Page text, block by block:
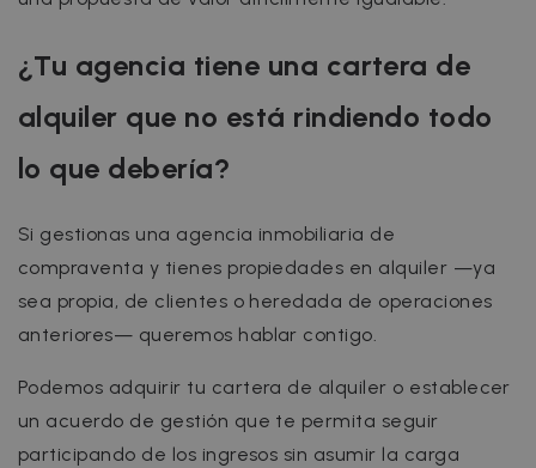
¿Tu agencia tiene una cartera de
alquiler que no está rindiendo todo
lo que debería?
Si gestionas una agencia inmobiliaria de
compraventa y tienes propiedades en alquiler —ya
sea propia, de clientes o heredada de operaciones
anteriores— queremos hablar contigo.
Podemos adquirir tu cartera de alquiler o establecer
un acuerdo de gestión que te permita seguir
participando de los ingresos sin asumir la carga
ORIENTACIÓN
FUNCIONALIDAD
Estrictamente necesarias
Rendimiento
Orientación
Funcionalidad
Las cookies estrictamente necesarias
web, como el inicio de sesión del usuario y la
administración de la cuenta. El sitio web no
puede utilizarse correctamente sin las cookies
estrictamente necesarias.